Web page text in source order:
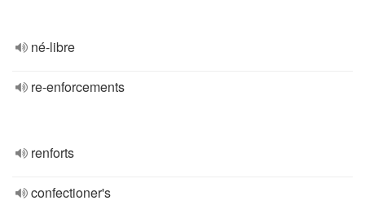
né-libre
re-enforcements
renforts
confectioner's